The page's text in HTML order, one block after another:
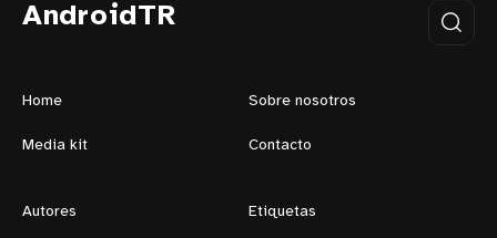
AndroidTR
Home Sobre nosotros
Media kit Contacto
Autores Etiquetas